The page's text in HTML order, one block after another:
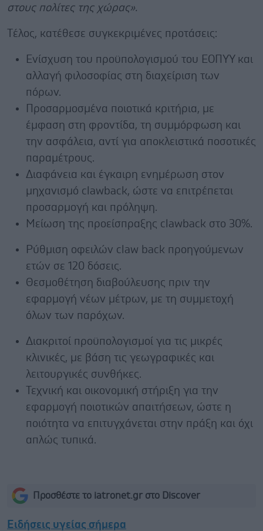
στους πολίτες της χώρας».
Tέλος, κατέθεσε συγκεκριμένες προτάσεις:
Ενίσχυση του προϋπολογισμού του ΕΟΠΥΥ και
αλλαγή φιλοσοφίας στη διαχείριση των
πόρων.
Προσαρμοσμένα ποιοτικά κριτήρια, με
έμφαση στη φροντίδα, τη συμμόρφωση και
την ασφάλεια, αντί για αποκλειστικά ποσοτικές
παραμέτρους.
Διαφάνεια και έγκαιρη ενημέρωση στον
μηχανισμό clawback, ώστε να επιτρέπεται
προσαρμογή και πρόληψη.
Μείωση της προείσπραξης clawback στο 30%.
Ρύθμιση οφειλών claw back προηγούμενων
ετών σε 120 δόσεις.
Θεσμοθέτηση διαβούλευσης πριν την
εφαρμογή νέων μέτρων, με τη συμμετοχή
όλων των παρόχων.
Διακριτοί προϋπολογισμοί για τις μικρές
κλινικές, με βάση τις γεωγραφικές και
λειτουργικές συνθήκες.
Τεχνική και οικονομική στήριξη για την
εφαρμογή ποιοτικών απαιτήσεων, ώστε η
ποιότητα να επιτυγχάνεται στην πράξη και όχι
απλώς τυπικά.
Προσθέστε το iatronet.gr στο Discover
Ειδήσεις υγείας σήμερα